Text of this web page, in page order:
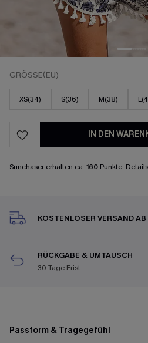
GRÖSSE(EU)
XS(34) S(36) M(38)
IN DEN
Sunchaser erhalten ca. 160 Punkte.
KOSTENLOSER VERSAND
RÜCKGABE & UMTAUSCH
30 Tage Frist
Passform & Tragegefühl